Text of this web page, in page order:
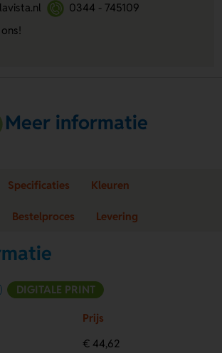
0344 - 745109
Meer informatie
Specificaties Kleuren
Bestelproces Levering
DIGITALE PRINT
Prijs
€ 44,62